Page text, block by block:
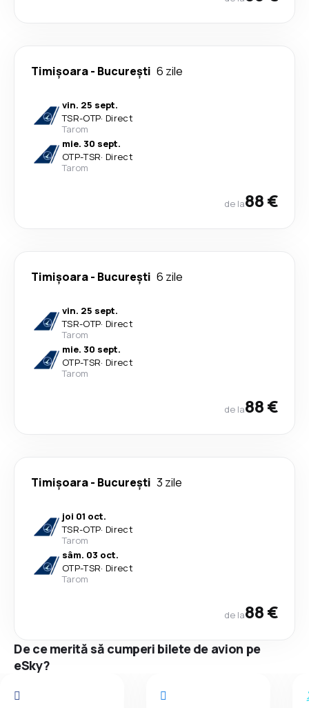
Timișoara- București 6 zile
vin. 25 sept.
TSR-OTP· Direct
Tarom
mie. 30 sept.
OTP-TSR· Direct
Tarom
de la88 €
Timișoara- București 6 zile
vin. 25 sept.
TSR-OTP· Direct
Tarom
mie. 30 sept.
OTP-TSR· Direct
Tarom
de la88 €
Timișoara- București 3 zile
joi 01 oct.
TSR-OTP· Direct
Tarom
sâm. 03 oct.
OTP-TSR· Direct
Tarom
de la88 €
De ce merită să cumperi bilete de avion pe
eSky?